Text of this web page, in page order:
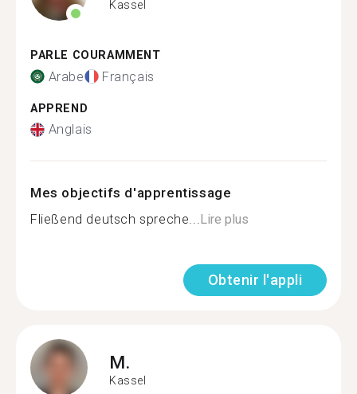
Kassel
PARLE COURAMMENT
Arabe Français
APPREND
Anglais
Mes objectifs d'apprentissage
Fließend deutsch spreche...Lire plus
Obtenir l'appli
M.
Kassel